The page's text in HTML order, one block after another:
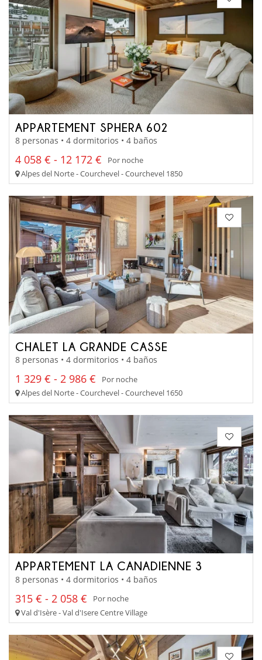
APPARTEMENT SPHERA 602
8 personas • 4 dormitorios • 4 baños
4 058 € - 12 172 €
Por noche
Alpes del Norte - Courchevel - Courchevel 1850
CHALET LA GRANDE CASSE
8 personas • 4 dormitorios • 4 baños
1 329 € - 2 986 €
Por noche
Alpes del Norte - Courchevel - Courchevel 1650
APPARTEMENT LA CANADIENNE 3
8 personas • 4 dormitorios • 4 baños
315 € - 2 058 €
Por noche
Val d'Isère - Val d'Isere Centre Village